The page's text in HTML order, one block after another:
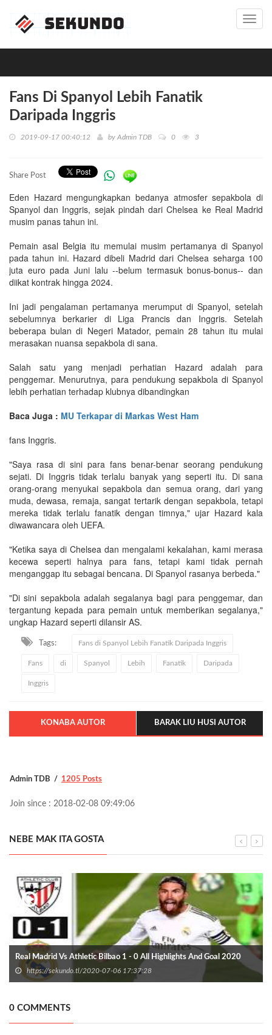
Fans Di Spanyol Lebih Fanatik
Daripada Inggris
2019-09-17 00:40:12 by Admin TDB 0 3
Share Post
Eden Hazard mengungkapkan bedanya atmosfer sepakbola di
Spanyol dan Inggris, sejak pindah dari Chelsea ke Real Madrid
musim panas tahun ini.
Pemain asal Belgia itu memulai musim pertamanya di Spanyol
pada tahun ini. Hazard dibeli Madrid dari Chelsea seharga 100
juta euro pada Juni lalu --belum termasuk bonus-bonus-- dan
diikat kontrak hingga 2024.
Ini jadi pengalaman pertamanya merumput di Spanyol, setelah
sebelumnya berkarier di Liga Prancis dan Inggris. Setelah
beberapa bulan di Negeri Matador, pemain 28 tahun itu mulai
merasakan nuansa sepakbola di sana.
Salah satu yang menjadi perhatian Hazard adalah para
penggemar. Menurutnya, para pendukung sepakbola di Spanyol
lebih perhatian terhadap klubnya dibandingkan
Baca Juga : MU Terkapar di Markas West Ham
fans Inggris.
"Saya rasa di sini para fans benar-benar seorang pendukung
sejati. Di Inggris tidak terlalu banyak yang seperti itu. Di sana
orang-orang menyukai sepakbola dan semua orang, dari yang
muda, dewasa, remaja, sangat tertarik dengan sepakbola, tetapi
mereka tidak terlalu fanatik dengan timnya," ujar Hazard kala
diwawancara oleh UEFA.
"Ketika saya di Chelsea dan mengalami kekalahan, kami merasa
kecewa seperti halnya para fans, tetapi kami tidak pernah
menganggap itu sebagai bencana. Di Spanyol rasanya berbeda."
"Di sini sepakbola adalah segalanya bagi para penggemar, dan
tergantung kepada para pemain untuk memberikan segalanya,"
ungkap Hazard seperti dilansir AS.
Tags: Fans di Spanyol Lebih Fanatik Daripada Inggris
Fans di Spanyol Lebih Fanatik Daripada
Inggris
KONABA AUTOR BARAK LIU HUSI AUTOR
Admin TDB 1205 Posts
Join since : 2018-02-08 09:49:06
NEBE MAK ITA GOSTA
Real Madrid Vs Athletic Bilbao 1 - 0 All Highlights And Goal 2020
https://sekundo.tl/2020-07-06 17:37:28
0 COMMENTS